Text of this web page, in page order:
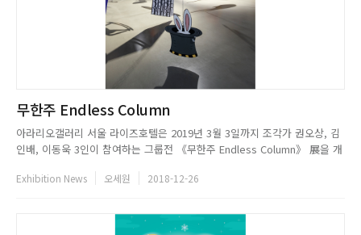
무한주 Endless Column
아라리오갤러리 서울 라이즈호텔은 2019년 3월 3일까지 조각가 권오상, 김
인배, 이동욱 3인이 참여하는 그룹전 《무한주 Endless Column》 展을 개
언어의 한계를 지속적으로 확장하고 새로운 매체 적용이나 시지각적 방법론
Exhibition News 오세원 2018-12-26